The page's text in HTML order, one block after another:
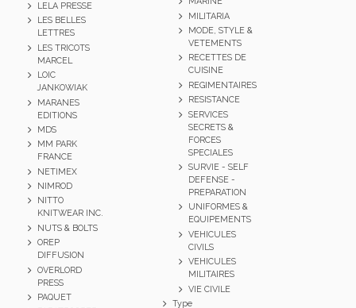
LELA PRESSE
LES BELLES
LETTRES
LES TRICOTS
MARCEL
LOIC
JANKOWIAK
MARANES
EDITIONS
MDS
MM PARK
FRANCE
NETIMEX
NIMROD
NITTO
KNITWEAR INC.
NUTS & BOLTS
OREP
DIFFUSION
OVERLORD
PRESS
PAQUET
MILITARIA
MODE, STYLE &
VETEMENTS
RECETTES DE
CUISINE
REGIMENTAIRES
RESISTANCE
SERVICES
SECRETS &
FORCES
SPECIALES
SURVIE - SELF
DEFENSE -
PREPARATION
UNIFORMES &
EQUIPEMENTS
VEHICULES
CIVILS
VEHICULES
MILITAIRES
VIE CIVILE
Type